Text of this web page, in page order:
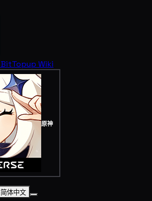
BitTopup Wiki
原神
简体中文